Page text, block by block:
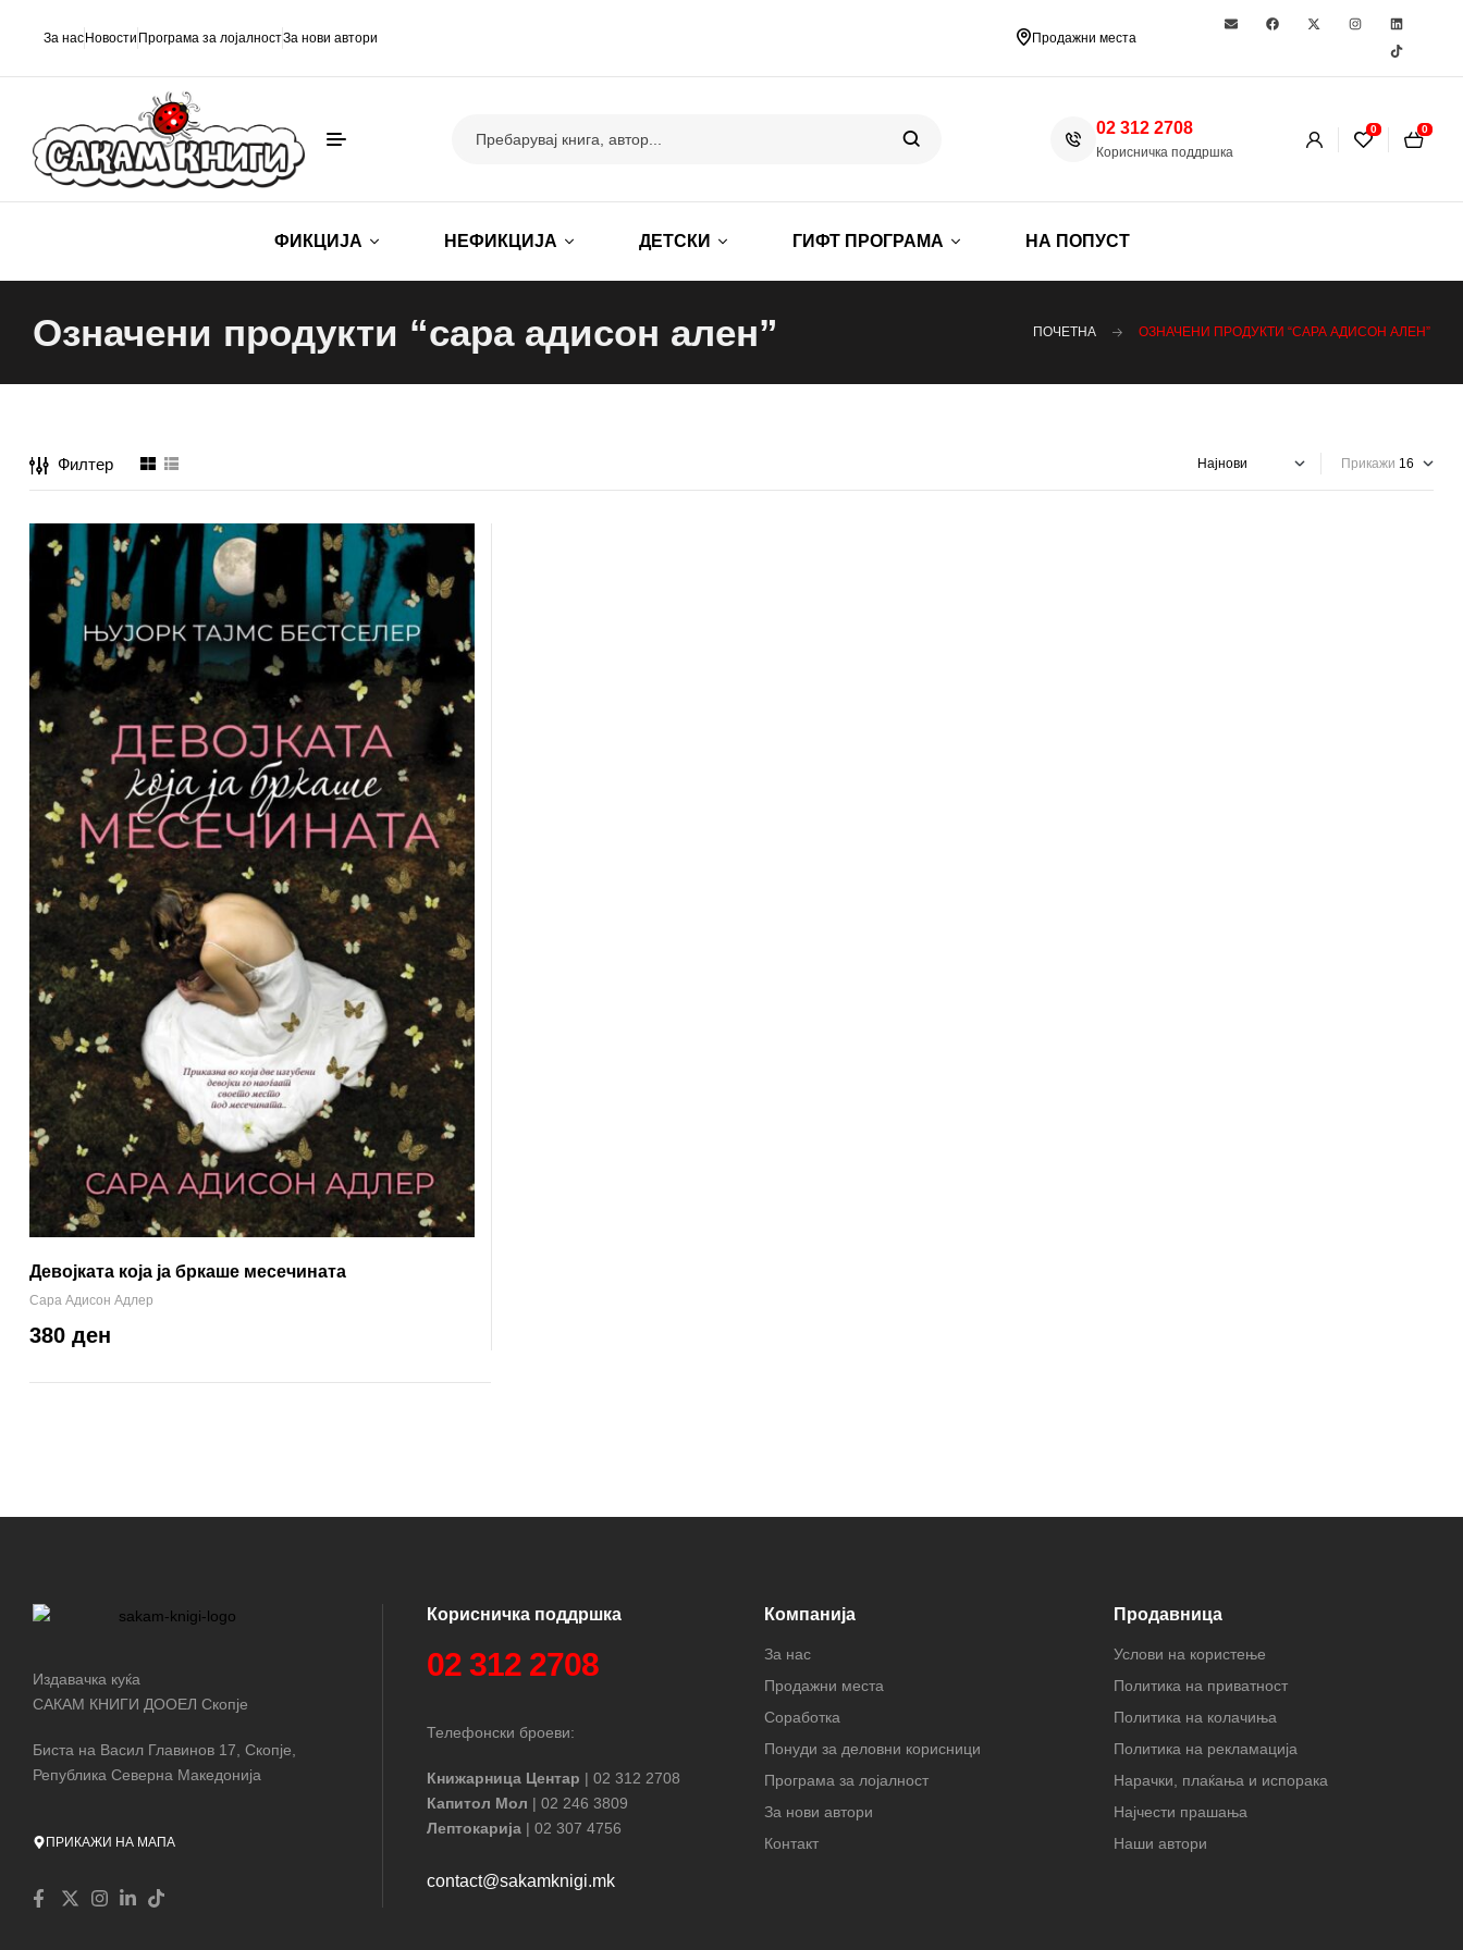
За нас Новости Програма за лојалностЗа нови автори Продажни места
02 312 2708
Корисничка поддршка
0 0
ФИКЦИЈА НЕФИКЦИЈА ДЕТСКИ ГИФТ ПРОГРАМА НА ПОПУСТ
Означени продукти “сара адисон ален” ПОЧЕТНА ОЗНАЧЕНИ ПРОДУКТИ “САРА АДИСОН АЛЕН”
Филтер Прикажи
Девојката која ја бркаше месечината
Сара Адисон Адлер
380 ден
Издавачка куќа
САКАМ КНИГИ ДООЕЛ Скопје
Биста на Васил Главинов 17, Скопје,
Република Северна Македонија
ПРИКАЖИ НА МАПА
Корисничка поддршка
02 312 2708
Телефонски броеви:
Книжарница Центар | 02 312 2708
Капитол Мол | 02 246 3809
Лептокарија | 02 307 4756
contact@sakamknigi.mk
Компанија
За нас
Продажни места
Соработка
Понуди за деловни корисници
Програма за лојалност
За нови автори
Контакт
Продавница
Услови на користење
Политика на приватност
Политика на колачиња
Политика на рекламација
Нарачки, плаќања и испорака
Најчести прашања
Наши автори